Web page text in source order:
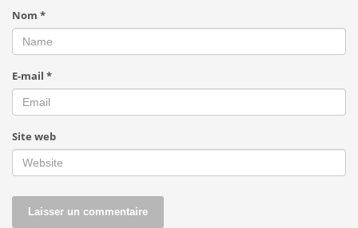
Nom *
E-mail *
Site web